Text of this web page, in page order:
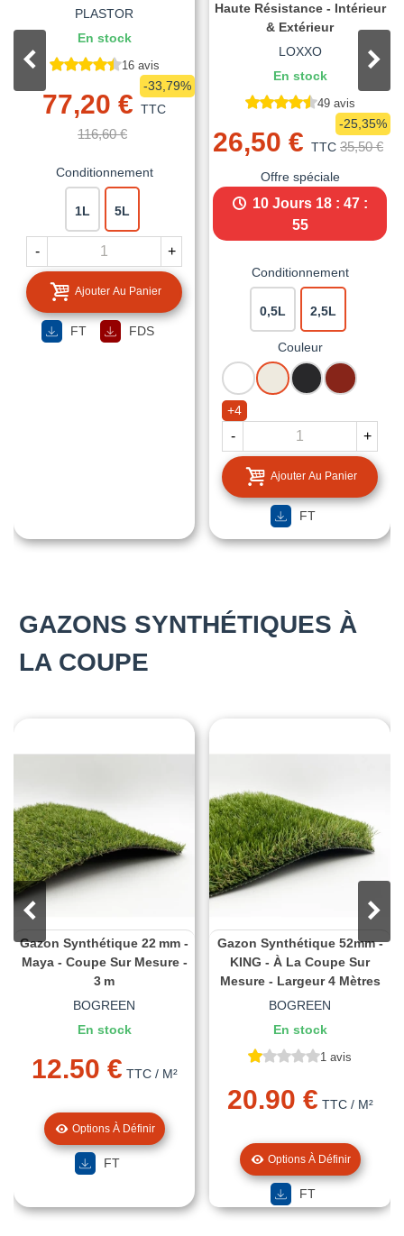
PLASTOR
En stock
16 avis
77,20 € TTC
116,60 €
-33,79%
Conditionnement
1L 5L
- +
Ajouter Au Panier
FT FDS
Haute Résistance - Intérieur
& Extérieur
LOXXO
En stock
49 avis
26,50 € TTC 35,50 €
-25,35%
Offre spéciale
10 Jours 18 : 47 :
54
Conditionnement
0,5L 2,5L
Couleur
BLANC BLANC
CREME
NOIR
MAT
ROUGE
BASQUE
+4
- +
Ajouter Au Panier
FT
GAZONS SYNTHÉTIQUES À
LA COUPE
Gazon Synthétique 22 Mm -
Maya - Coupe Sur Mesure -
3 M
BOGREEN
En stock
12.50 € TTC/ M²
Options À Définir
FT
Gazon Synthétique 52mm -
KING - À La Coupe Sur
Mesure - Largeur 4 Mètres
BOGREEN
En stock
1 avis
20.90 € TTC/ M²
Options À Définir
FT